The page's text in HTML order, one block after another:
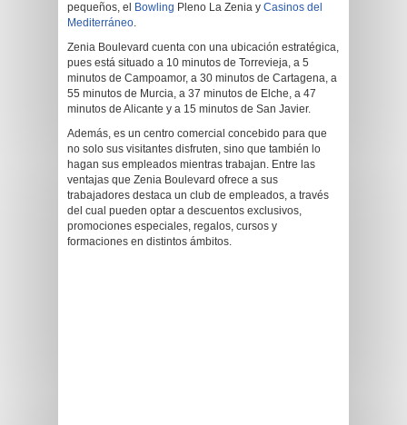
pequeños, el
Bowling Pleno La Zenia y Casinos del
Mediterráneo.
Zenia Boulevard cuenta con una ubicación estratégica,
pues está situado a 10 minutos de Torrevieja, a 5
minutos de Campoamor, a 30 minutos de Cartagena, a
55 minutos de Murcia, a 37 minutos de Elche, a 47
minutos de Alicante y a 15 minutos de San Javier.
Además, es un centro comercial concebido para que
no solo sus visitantes disfruten, sino que también lo
hagan sus empleados mientras trabajan. Entre las
ventajas que Zenia Boulevard ofrece a sus
trabajadores destaca un club de empleados, a través
del cual pueden optar a descuentos exclusivos,
promociones especiales, regalos, cursos y
formaciones en distintos ámbitos.